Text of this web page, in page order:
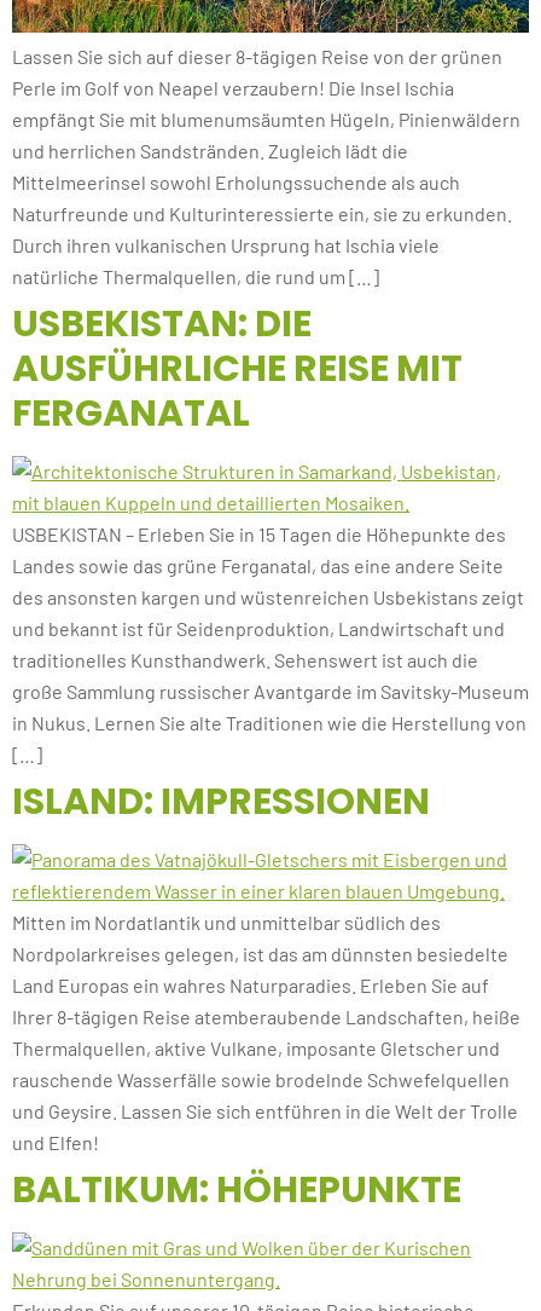
Lassen Sie sich auf dieser 8-tägigen Reise von der grünen
Perle im Golf von Neapel verzaubern! Die Insel Ischia
empfängt Sie mit blumenumsäumten Hügeln, Pinienwäldern
und herrlichen Sandstränden. Zugleich lädt die
Mittelmeerinsel sowohl Erholungssuchende als auch
Naturfreunde und Kulturinteressierte ein, sie zu erkunden.
Durch ihren vulkanischen Ursprung hat Ischia viele
natürliche Thermalquellen, die rund um […]
USBEKISTAN: DIE
AUSFÜHRLICHE REISE MIT
FERGANATAL
USBEKISTAN – Erleben Sie in 15 Tagen die Höhepunkte des
Landes sowie das grüne Ferganatal, das eine andere Seite
des ansonsten kargen und wüstenreichen Usbekistans zeigt
und bekannt ist für Seidenproduktion, Landwirtschaft und
traditionelles Kunsthandwerk. Sehenswert ist auch die
große Sammlung russischer Avantgarde im Savitsky-Museum
in Nukus. Lernen Sie alte Traditionen wie die Herstellung von
[…]
ISLAND: IMPRESSIONEN
Mitten im Nordatlantik und unmittelbar südlich des
Nordpolarkreises gelegen, ist das am dünnsten besiedelte
Land Europas ein wahres Naturparadies. Erleben Sie auf
Ihrer 8-tägigen Reise atemberaubende Landschaften, heiße
Thermalquellen, aktive Vulkane, imposante Gletscher und
rauschende Wasserfälle sowie brodelnde Schwefelquellen
und Geysire. Lassen Sie sich entführen in die Welt der Trolle
und Elfen!
BALTIKUM: HÖHEPUNKTE